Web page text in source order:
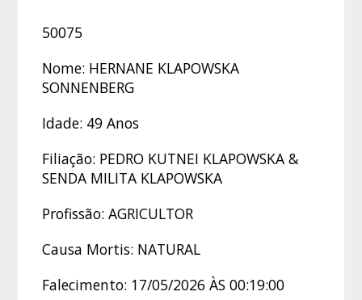
50075
Nome: HERNANE KLAPOWSKA
SONNENBERG
Idade: 49 Anos
Filiação: PEDRO KUTNEI KLAPOWSKA &
SENDA MILITA KLAPOWSKA
Profissão: AGRICULTOR
Causa Mortis: NATURAL
Falecimento: 17/05/2026 ÀS 00:19:00